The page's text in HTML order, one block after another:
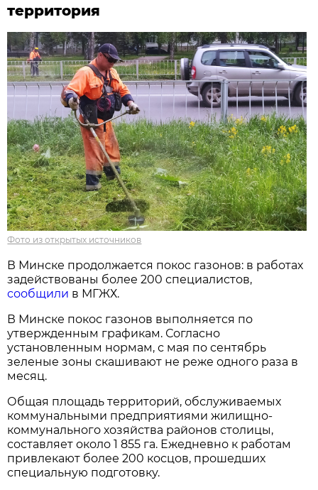
территория
Фото из открытых источников
В Минске продолжается покос газонов: в работах
задействованы более 200 специалистов,
сообщили в МГЖХ.
В Минске покос газонов выполняется по
утвержденным графикам. Согласно
установленным нормам, с мая по сентябрь
зеленые зоны скашивают не реже одного раза в
месяц.
Общая площадь территорий, обслуживаемых
коммунальными предприятиями жилищно-
коммунального хозяйства районов столицы,
составляет около 1 855 га. Ежедневно к работам
привлекают более 200 косцов, прошедших
специальную подготовку.